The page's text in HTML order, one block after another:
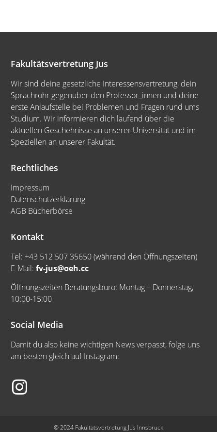
Fakultätsvertretung Jus
Wir sind deine gesetzliche Interessensvertretung, dein
Sprachrohr gegenüber den Professor_innen und deine
erste Anlaufstelle bei Problemen und Fragen rund ums
Studium. Wir informieren dich laufend über die
aktuellen Geschehnisse an unserer Universität und im
Speziellen an unserer Fakultät.
Rechtliches
Impressum
Datenschutzerklärung
AGB Bücherbörse
Kontakt
Tel: +43 512 507 35650 (während den Öffnungszeiten)
E-Mail:fv-jus@oeh.cc
Öffnungszeiten Beratungsbüro: Montag – Donnerstag,
10:00-15:00
Social Media
Damit du also keine wichtigen News verpasst, folge uns
am besten gleich auf Instagram:
© 2024 Fakultätsvertretung Jus Innsbruck